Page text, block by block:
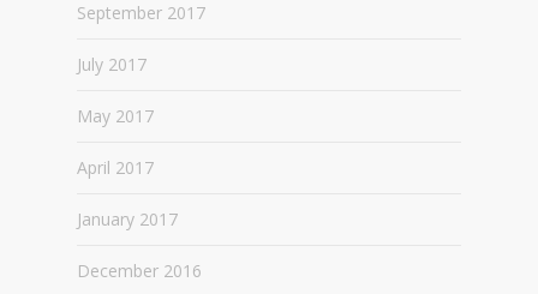
September 2017
July 2017
May 2017
April 2017
January 2017
December 2016